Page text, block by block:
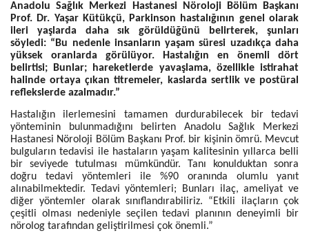
Anadolu Sağlık Merkezi Hastanesi Nöroloji Bölüm Başkanı
Prof. Dr. Yaşar Kütükçü, Parkinson hastalığının genel olarak
ileri yaşlarda daha sık görüldüğünü belirterek, şunları
söyledi: “Bu nedenle insanların yaşam süresi uzadıkça daha
yüksek oranlarda görülüyor. Hastalığın en önemli dört
belirtisi; Bunlar; hareketlerde yavaşlama, özellikle istirahat
halinde ortaya çıkan titremeler, kaslarda sertlik ve postüral
reflekslerde azalmadır.”
Hastalığın ilerlemesini tamamen durdurabilecek bir tedavi
yönteminin bulunmadığını belirten Anadolu Sağlık Merkezi
Hastanesi Nöroloji Bölüm Başkanı Prof. bir kişinin ömrü. Mevcut
bulguların tedavisi ile hastaların yaşam kalitesinin yıllarca belli
bir seviyede tutulması mümkündür. Tanı konulduktan sonra
doğru tedavi yöntemleri ile %90 oranında olumlu yanıt
alınabilmektedir. Tedavi yöntemleri; Bunları ilaç, ameliyat ve
diğer yöntemler olarak sınıflandırabiliriz. “Etkili ilaçların çok
çeşitli olması nedeniyle seçilen tedavi planının deneyimli bir
nörolog tarafından geliştirilmesi çok önemli.”